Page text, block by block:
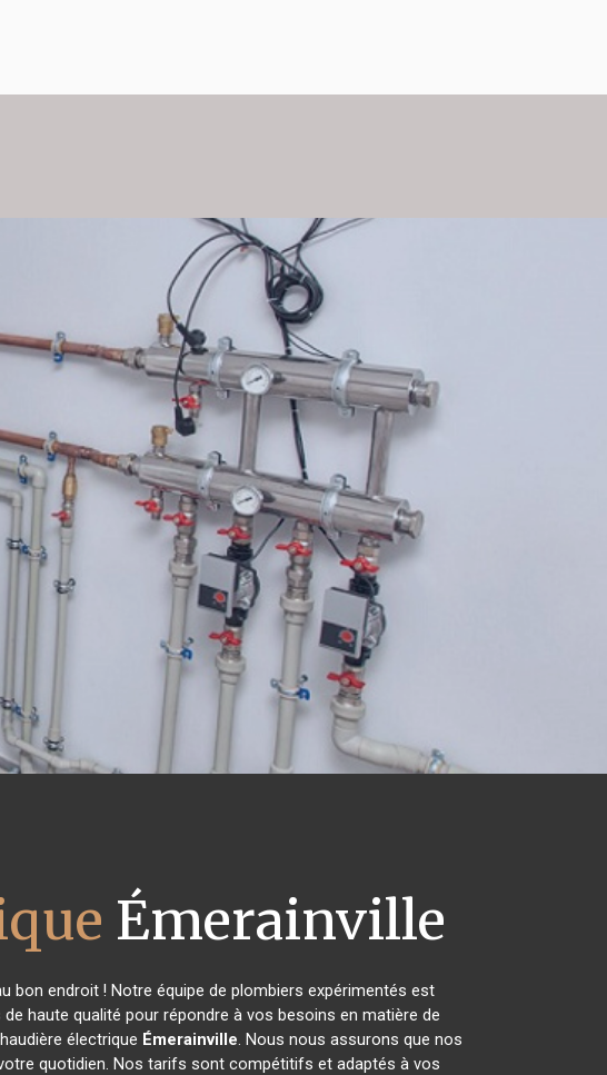
Émerainville
bon endroit ! Notre équipe de plombiers expérimentés est
haute qualité pour répondre à vos besoins en matière de
électrique Émerainville. Nous nous assurons que nos
quotidien. Nos tarifs sont compétitifs et adaptés à vos